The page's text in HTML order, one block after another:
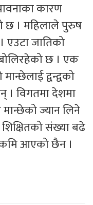
कारण
छ । महिलाले पुरुष
एउटा जातिको
छ । एक
द्वन्द्वको
। विगतमा देशमा
मान्छेको ज्यान लिने
संख्या बढे
कमि आएको छैन ।